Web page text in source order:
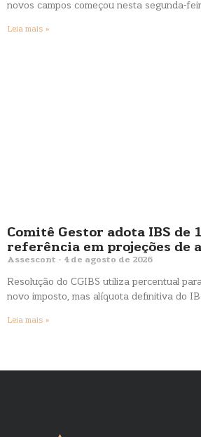
novos campos começou nesta segunda-
Leia mais »
Comitê Gestor adota IBS de
referência em projeções de
Assescont 4 de agosto de 2026
Resolução do CGIBS utiliza percentual
novo imposto, mas alíquota definitiva do
Leia mais »